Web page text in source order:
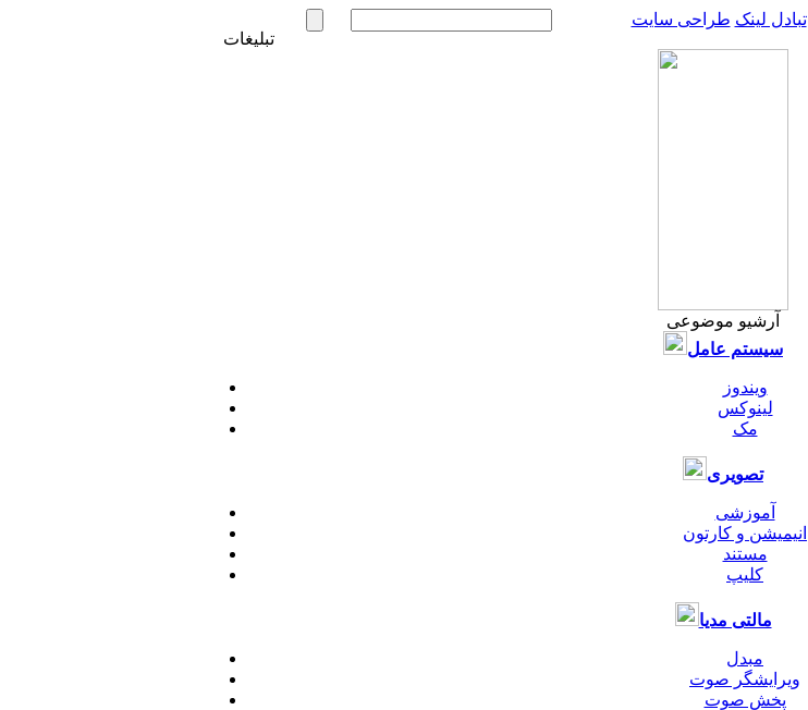
تبادل لینک طراحی سایت
تبلیغات
آرشیو موضوعی
سیستم عامل
ویندوز
لینوکس
مک
تصویری
آموزشی
انیمیشن و کارتون
مستند
کلیپ
مالتی مدیا
مبدل
ویرایشگر صوت
پخش صوت